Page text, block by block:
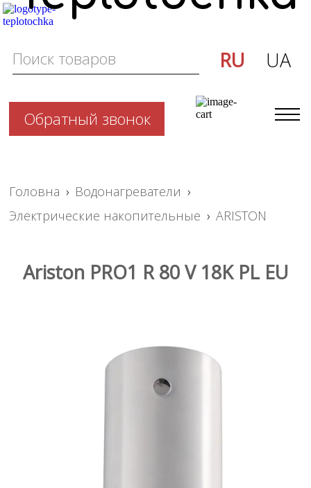
Обратный звонок
RU UA
Головна › Водонагреватели ›
Электрические накопительные › ARISTON
Ariston PRO1 R 80 V 18K PL EU